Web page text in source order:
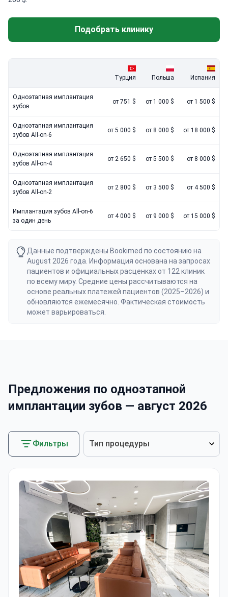
Подобрать клинику
Турция Польша Испания
Одноэтапная имплантация
зубов
от 751 $ от 1 000 $ от 1 500 $
Одноэтапная имплантация
зубов All-on-6
от 5 000 $ от 8 000 $ от 18 000 $
Одноэтапная имплантация
зубов All-on-4
от 2 650 $ от 5 500 $ от 8 000 $
Одноэтапная имплантация
зубов All-on-2
от 2 800 $ от 3 500 $ от 4 500 $
Имплантация зубов All-on-6
за один день
от 4 000 $ от 9 000 $ от 15 000 $
Данные подтверждены Bookimed по состоянию на
August 2026 года. Информация основана на запросах
пациентов и официальных расценках от 122 клиник
по всему миру. Средние цены рассчитываются на
основе реальных платежей пациентов (2025–2026) и
обновляются ежемесячно. Фактическая стоимость
может варьироваться.
Предложения по одноэтапной
имплантации зубов — август 2026
Фильтры Тип процедуры